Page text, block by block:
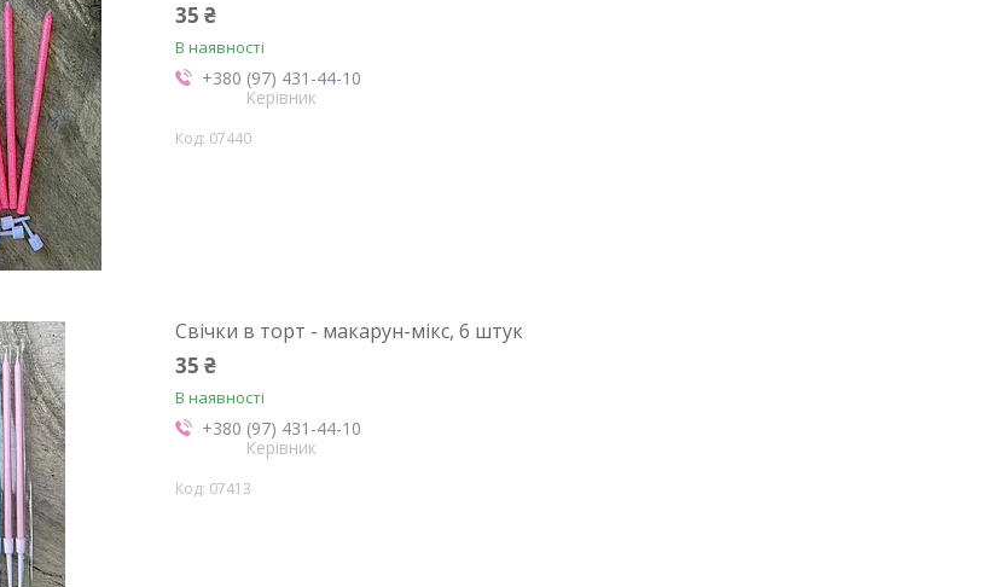
35 ₴
В наявності
+380 (97) 431-44-10
Керівник
07440
Свічки в торт - макарун-мікс, 6 штук
35 ₴
В наявності
+380 (97) 431-44-10
Керівник
07413